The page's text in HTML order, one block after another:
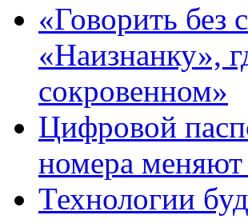
«Говорить без
«Наизнанку»,
сокровенном»
Цифровой
номера меняют
Технологии